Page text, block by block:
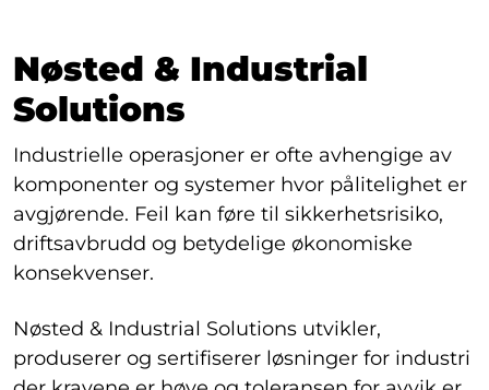
Nøsted & Industrial
Solutions
Industrielle operasjoner er ofte avhengige av
komponenter og systemer hvor pålitelighet er
avgjørende. Feil kan føre til sikkerhetsrisiko,
driftsavbrudd og betydelige økonomiske
konsekvenser.
Nøsted & Industrial Solutions utvikler,
produserer og sertifiserer løsninger for industri